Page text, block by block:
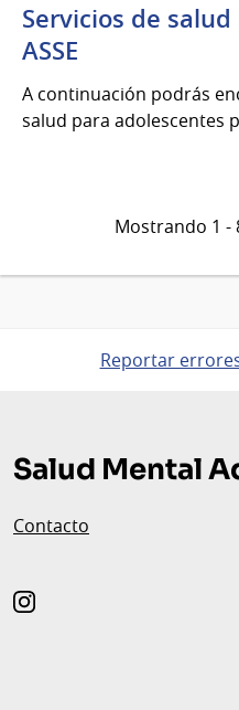
Servicios de
ASSE
A continuación podrás
salud para adolescentes
Mostrando 1 -
Reportar
de
página
Salud Mental
Contacto
instagram